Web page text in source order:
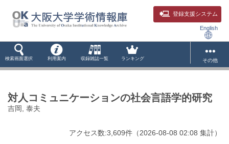
登録支援システム
English
検索画面選択 利用案内 収録雑誌一覧 ランキング その他
対人コミュニケーションの社会言語学的研究
吉岡, 泰夫
アクセス数:3,609件 （2026-08-08 02:08 集計）